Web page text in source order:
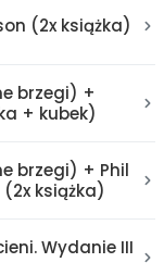
(2x książka)
brzegi) +
+ kubek)
brzegi) + Phil
książka)
Wydanie III